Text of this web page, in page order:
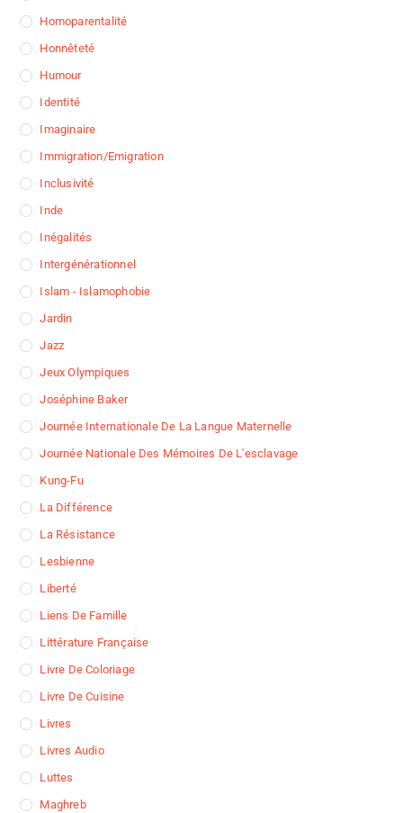
Homoparentalité
Honnêteté
Humour
Identité
Imaginaire
Immigration/Emigration
Inclusivité
Inde
Inégalités
Intergénérationnel
Islam - Islamophobie
Jardin
Jazz
Jeux Olympiques
Joséphine Baker
Journée Internationale De La Langue Maternelle
Journée Nationale Des Mémoires De L'esclavage
Kung-Fu
La Différence
La Résistance
Lesbienne
Liberté
Liens De Famille
Littérature Française
Livre De Coloriage
Livre De Cuisine
Livres
Livres Audio
Luttes
Maghreb